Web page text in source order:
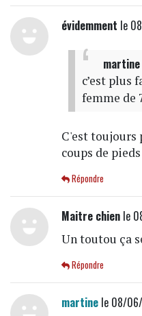
évidemment le
martine
c’est plus
femme de
C'est toujours
coups de
Répondre
Maitre chienle
Un toutou ça
Répondre
martinele 08/